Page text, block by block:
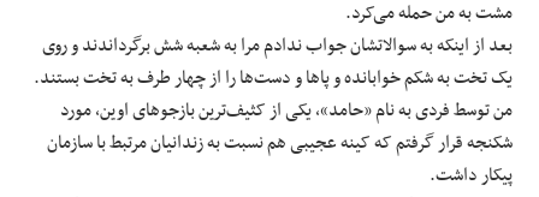
مشت به من حمله می‌کرد.
بعد از اینکه به سوالاتشان جواب ندادم مرا به شعبه شش برگرداندند و روی
یک تخت به شکم خوابانده و پاها و دست‌ها را از چهار طرف به تخت بستند.
من توسط فردی به نام «حامد»، یکی از کثیف‌ترین بازجوهای اوین، مورد
شکنجه قرار گرفتم که کینه عجیبی هم نسبت به زندانیان مرتبط با سازمان
پیکار داشت.